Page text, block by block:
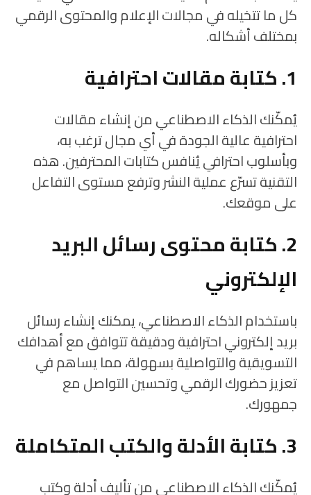
كل ما تتخيله في مجالات الإعلام والمحتوى الرقمي
بمختلف أشكاله.
1. كتابة مقالات احترافية
يُمكّنك الذكاء الاصطناعي من إنشاء مقالات
احترافية عالية الجودة في أي مجال ترغب به،
وبأسلوب احترافي يُنافس كتابات المحترفين. هذه
التقنية تسرّع عملية النشر وترفع مستوى التفاعل
على موقعك.
2. كتابة محتوى رسائل البريد
الإلكتروني
باستخدام الذكاء الاصطناعي، يمكنك إنشاء رسائل
بريد إلكتروني احترافية ودقيقة تتوافق مع أهدافك
التسويقية والتواصلية بسهولة، مما يساهم في
تعزيز حضورك الرقمي وتحسين التواصل مع
جمهورك.
3. كتابة الأدلة والكتب المتكاملة
يُمكّنك الذكاء الاصطناعي من تأليف أدلة وكتب